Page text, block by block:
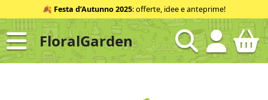
al
contenuto
ID
🍂 Festa d’Autunno 2025: offerte, idee e anteprime!
FloralGarden